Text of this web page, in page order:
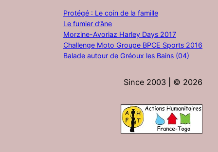
Protégé : Le coin de la famille
Le fumier d’âne
Morzine-Avoriaz Harley Days 2017
Challenge Moto Groupe BPCE Sports 2016
Balade autour de Gréoux les Bains (04)
Since 2003 | © 2026